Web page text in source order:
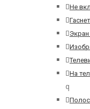
Не
Экран
На
q